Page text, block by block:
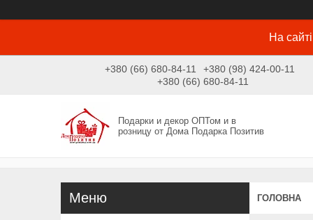
На
+380 (66) 680-84-11
+380 (98) 424-00-11
+380 (66) 680-84-11
Подарки и декор ОПТом и в
розницу от Дома Подарка Позитив
ГОЛОВНА